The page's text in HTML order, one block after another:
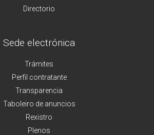
Directorio
Sede electrónica
Trámites
Perfil contratante
Transparencia
Taboleiro de anuncios
Rexistro
Plenos